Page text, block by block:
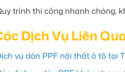
trình thi công nhanh chóng,
Dịch Vụ Liên
vụ dán PPF nội thất ô tô tại